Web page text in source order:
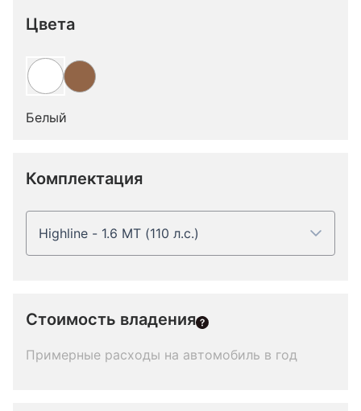
Цвета
Белый
Комплектация
Highline - 1.6 MT (110 л.с.)
Стоимость владения
Примерные расходы на автомобиль в год